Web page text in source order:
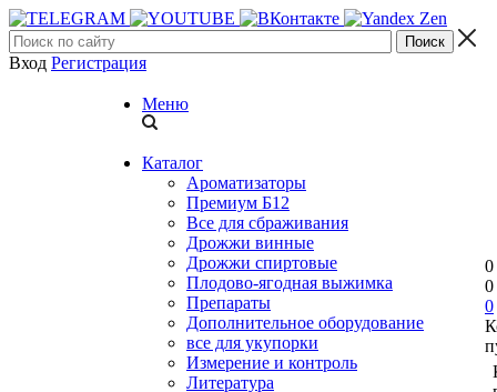
Вход Регистрация
Меню
Каталог
Ароматизаторы
Премиум Б12
Все для сбраживания
Дрожжи винные
Дрожжи спиртовые
Плодово-ягодная выжимка
Препараты
Дополнительное оборудование
все для укупорки
Измерение и контроль
Литература
0
0
0